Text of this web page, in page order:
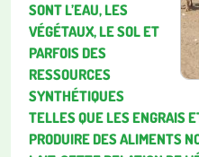
SONT L’EAU, LES
VÉGÉTAUX, LE SOL ET
PARFOIS DES
RESSOURCES
SYNTHÉTIQUES
TELLES QUE LES ENGRAIS
PRODUIRE DES ALIMENTS